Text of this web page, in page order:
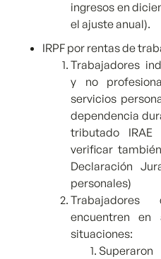
ingresos en
el ajuste anual).
IRPF por rentas de
Trabajadores
y no
servicios
dependencia
tributado
verificar
Declaración
personales)
encuentren en
situaciones: